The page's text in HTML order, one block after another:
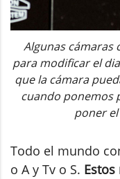
Algunas cámaras
para modificar el
que la cámara
cuando ponemos
poner
Todo el mundo
o A y Tv o S.